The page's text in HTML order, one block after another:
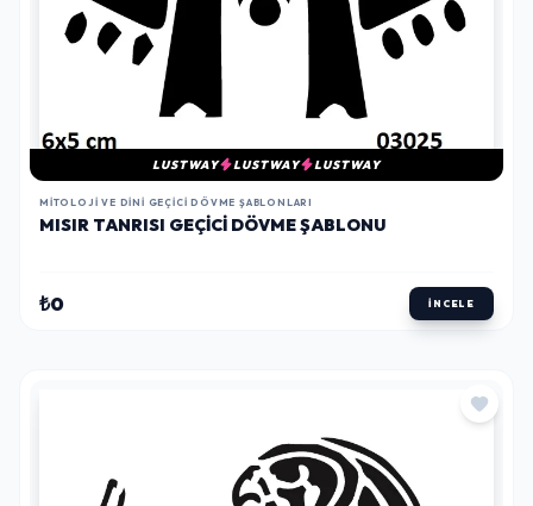
LUSTWAY LUSTWAY LUSTWAY
MITOLOJI VE DINI GEÇICI DÖVME ŞABLONLARI
MISIR TANRISI GEÇICI DÖVME ŞABLONU
₺0 İNCELE